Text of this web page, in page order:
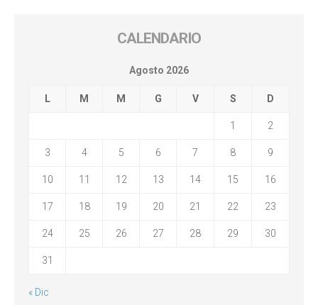
CALENDARIO
Agosto 2026
L M M G V S D
1 2
3 4 5 6 7 8 9
10 11 12 13 14 15 16
17 18 19 20 21 22 23
24 25 26 27 28 29 30
31
« Dic